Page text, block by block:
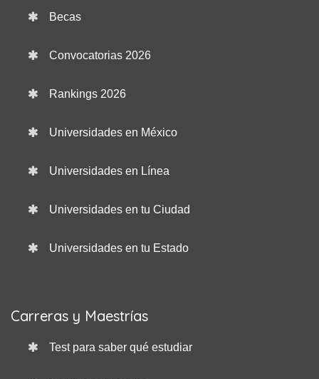
Becas
Convocatorias 2026
Rankings 2026
Universidades en México
Universidades en Línea
Universidades en tu Ciudad
Universidades en tu Estado
Carreras y Maestrías
Test para saber qué estudiar